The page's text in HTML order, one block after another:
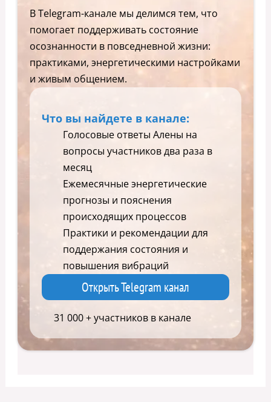
В Telegram-канале мы делимся тем, что
помогает поддерживать состояние
осознанности в повседневной жизни:
практиками, энергетическими настройками
и живым общением.
Что вы найдете в канале:
Голосовые ответы Алены на
вопросы участников два раза в
месяц
Ежемесячные энергетические
прогнозы и пояснения
происходящих процессов
Практики и рекомендации для
поддержания состояния и
повышения вибраций
Открыть Telegram канал
31 000 + участников в канале